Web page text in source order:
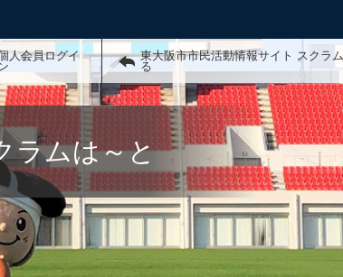
人会員ログイ
東大阪市市民活動情報サイト スクラ
る
ラムは～と